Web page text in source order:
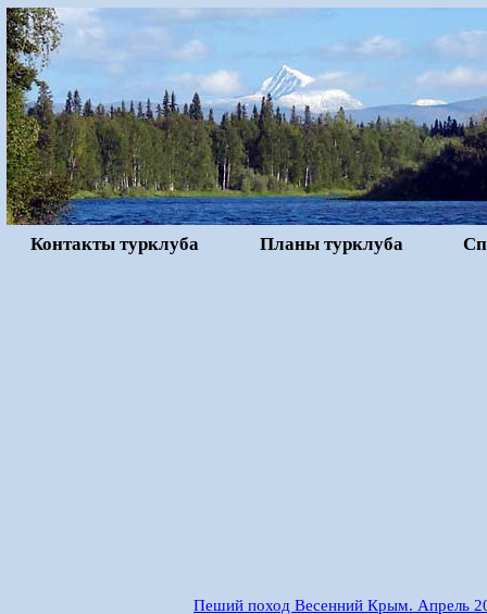
Контакты турклуба Планы турклуба
Пеший поход Весенний Крым. Апрель